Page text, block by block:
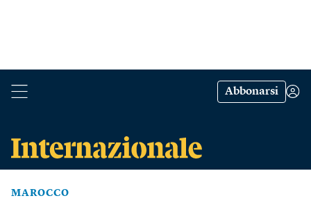
Abbonarsi
MAROCCO